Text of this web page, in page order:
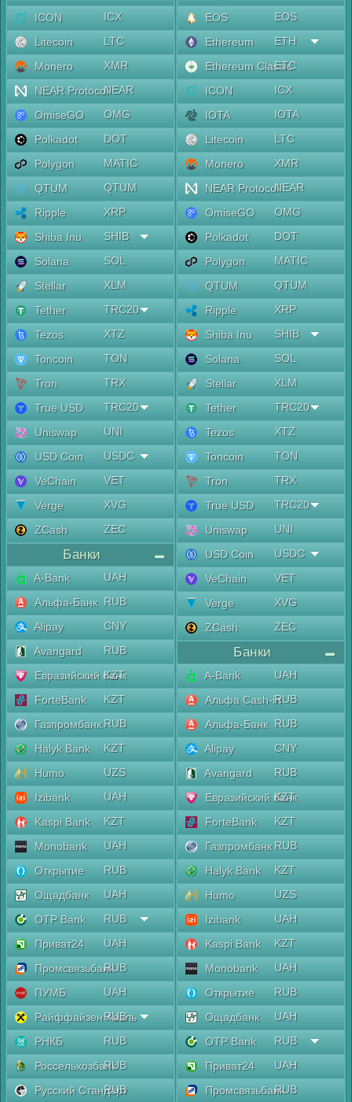
ICON
ICX
Litecoin
LTC
Monero
XMR
NEAR ProtocolNEAR
OmiseGO
OMG
Polkadot
DOT
Polygon
MATIC
QTUM
QTUM
Ripple
XRP
Shiba Inu
SHIB
Solana
SOL
Stellar
XLM
Tether
TRC20
Tezos
XTZ
Toncoin
TON
Tron
TRX
True USD
TRC20
Uniswap
UNI
USD Coin
USDC
VeChain
VET
Verge
XVG
ZCash
ZEC
Банки
A-Bank
UAH
Альфа-Банк RUB
Alipay
CNY
Avangard
RUB
Евразийский банк
KZT
ForteBank
KZT
Газпромбанк RUB
Halyk Bank
KZT
Humo
UZS
Izibank
UAH
Kaspi Bank
KZT
Monobank
UAH
Открытие
RUB
Ощадбанк
UAH
OTP Bank
RUB
Приват24
UAH
ПромсвязьбанкRUB
ПУМБ
UAH
Райффайзен Аваль
RUB
РНКБ
RUB
РоссельхозбанкRUB
Русский Стандарт
RUB
EOS
EOS
Ethereum
ETH
Ethereum Classic
ETC
ICON
ICX
IOTA
IOTA
Litecoin
LTC
Monero
XMR
NEAR ProtocolNEAR
OmiseGO
OMG
Polkadot
DOT
Polygon
MATIC
QTUM
QTUM
Ripple
XRP
Shiba Inu
SHIB
Solana
SOL
Stellar
XLM
Tether
TRC20
Tezos
XTZ
Toncoin
TON
Tron
TRX
True USD
TRC20
Uniswap
UNI
USD Coin
USDC
VeChain
VET
Verge
XVG
ZCash
ZEC
Банки
A-Bank
UAH
Альфа Cash-inRUB
Альфа-Банк RUB
Alipay
CNY
Avangard
RUB
Евразийский банк
KZT
ForteBank
KZT
Газпромбанк RUB
Halyk Bank
KZT
Humo
UZS
Izibank
UAH
Kaspi Bank
KZT
Monobank
UAH
Открытие
RUB
Ощадбанк
UAH
OTP Bank
RUB
Приват24
UAH
ПромсвязьбанкRUB